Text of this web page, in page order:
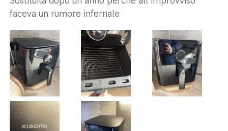
faceva un rumore infernale